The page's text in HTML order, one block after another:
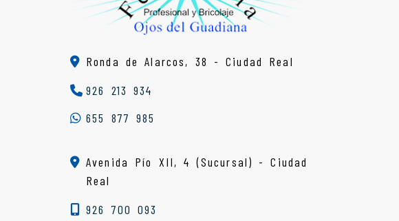
Ronda de Alarcos, 38 -Ciudad Real
926 213 934
655 877 985
Avenida Pío XII, 4 (Sucursal) - Ciudad
Real
926 700 093